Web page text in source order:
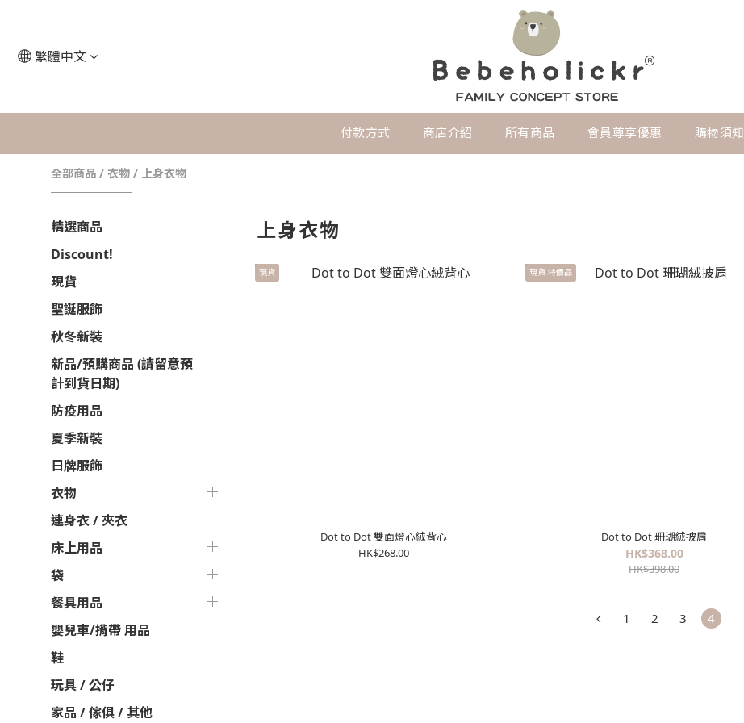
繁體中文
付款方式 商店介紹 所有商品 會員尊享優惠 購物須知
全部商品 / 衣物 / 上身衣物
精選商品
Discount!
現貨
聖誕服飾
秋冬新裝
新品/預購商品 (請留意預
計到貨日期)
防疫用品
夏季新裝
日牌服飾
衣物
連身衣 / 夾衣
床上用品
袋
餐具用品
嬰兒車/揹帶 用品
鞋
玩具 / 公仔
家品 / 傢俱 / 其他
上身衣物
現貨
Dot to Dot 雙面燈心絨背心
HK$268.00
現貨 特價品
Dot to Dot 珊瑚絨披肩
HK$368.00
HK$398.00
1 2 3 4